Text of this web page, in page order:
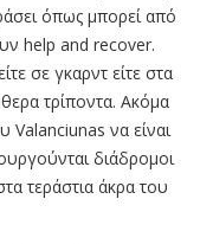
όπως μπορεί από
help and recover.
σε γκαρντ είτε στα
τρίποντα. Ακόμα
Valanciunas να είναι
διάδρομοι
τεράστια άκρα του